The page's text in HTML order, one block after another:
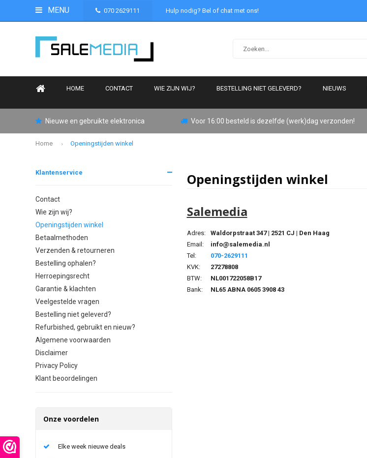
MENU 070 2629111 Hulp nodig? Bel of chat met ons!
HOME CONTACT WIE ZIJN WIJ? BESTELLING NIET GELEVERD? NIEUWS
Nieuwe en gebruikte elektronica Voor 16:00 besteld is dezelfde (werk)dag verzonden!
Home Openingstijden winkel
Klantenservice
Contact
Wie zijn wij?
Openingstijden winkel
Betaalmethoden
Verzenden & retourneren
Bestelling ophalen?
Herroepingsrecht
Garantie & klachten
Veelgestelde vragen
Bestelling niet geleverd?
Refurbished, gebruikt en nieuw?
Algemene voorwaarden
Disclaimer
Privacy Policy
Klant beoordelingen
Onze voordelen
Elke week nieuwe deals
Openingstijden winkel
Salemedia
Adres:
Waldorpstraat 347 | 2521 CJ | Den Haag
Email:
info@salemedia.nl
Tel:
070-2629111
KVK:
27278808
BTW:
NL001722058B17
Bank:
NL65 ABNA 0605 3908 43